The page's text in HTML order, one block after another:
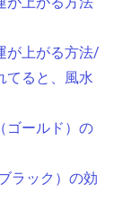
が上がる方法/
てると、風水
ゴールド）の
ラック）の効